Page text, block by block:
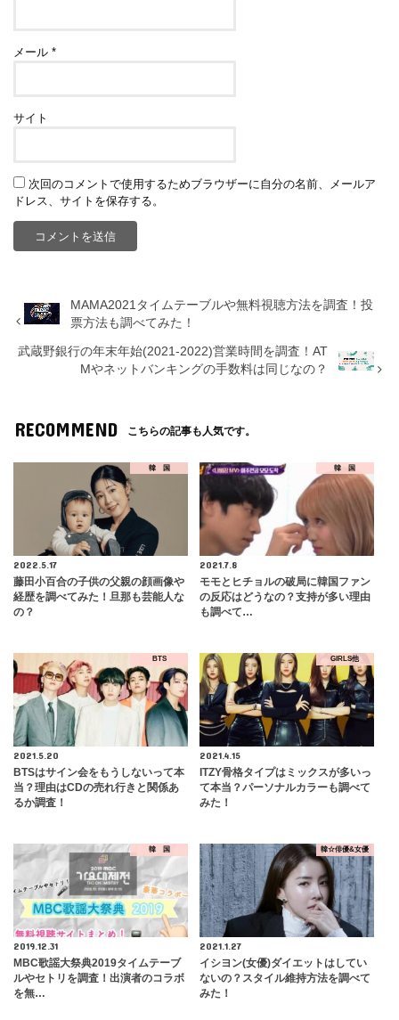
メール*
サイト
次回のコメントで使用するためブラウザーに自分の名前、メールア
ドレス、サイトを保存する。
MAMA2021タイムテーブルや無料視聴方法を調査！投
票方法も調べてみた！
武蔵野銀行の年末年始(2021-2022)営業時間を調査！AT
Mやネットバンキングの手数料は同じなの？
RECOMMEND こちらの記事も人気です。
韓 国
2022.5.17
藤田小百合の子供の父親の顔画像や
経歴を調べてみた！旦那も芸能人な
の？
韓 国
2021.7.8
モモとヒチョルの破局に韓国ファン
の反応はどうなの？支持が多い理由
も調べて…
BTS
2021.5.20
BTSはサイン会をもうしないって本
当？理由はCDの売れ行きと関係あ
るか調査！
GIRLS他
2021.4.15
ITZY骨格タイプはミックスが多いっ
て本当？パーソナルカラーも調べて
みた！
韓 国
2019.12.31
MBC歌謡大祭典2019タイムテーブ
ルやセトリを調査！出演者のコラボ
を無…
韓☆俳優&女優
2021.1.27
イシヨン(女優)ダイエットはしてい
ないの？スタイル維持方法を調べて
みた！